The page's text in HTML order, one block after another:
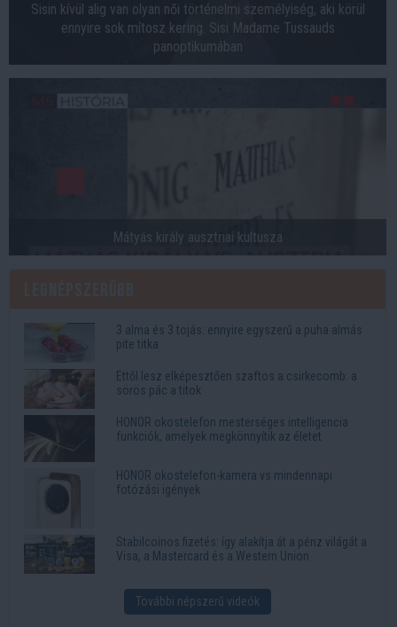
Sisin kívül alig van olyan női történelmi személyiség, aki körül
ennyire sok mítosz kering. Sisi Madame Tussauds
panoptikumában
Mátyás király ausztriai kultusza
3 alma és 3 tojás: ennyire egyszerű a puha almás
pite titka
Ettől lesz elképesztően szaftos a csirkecomb: a
sörös pác a titok
HONOR okostelefon mesterséges intelligencia
funkciók, amelyek megkönnyítik az életet
HONOR okostelefon-kamera vs mindennapi
fotózási igények
Stabilcoinos fizetés: így alakítja át a pénz világát a
Visa, a Mastercard és a Western Union
További népszerű videók